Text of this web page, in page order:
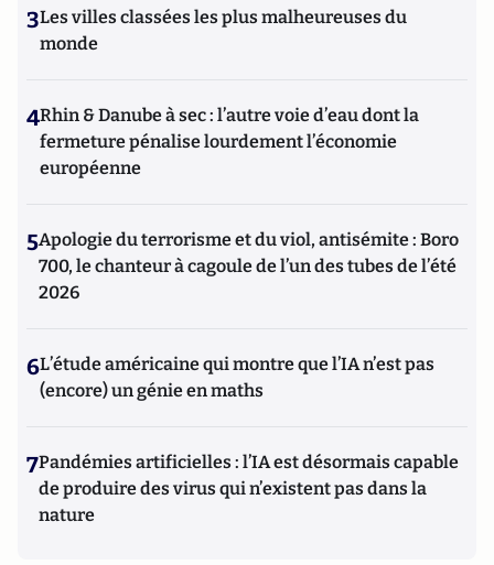
3Les villes classées les plus malheureuses du
monde
4Rhin & Danube à sec : l’autre voie d’eau dont la
fermeture pénalise lourdement l’économie
européenne
5Apologie du terrorisme et du viol, antisémite : Boro
700, le chanteur à cagoule de l’un des tubes de l’été
2026
6L’étude américaine qui montre que l’IA n’est pas
(encore) un génie en maths
7Pandémies artificielles : l’IA est désormais capable
de produire des virus qui n’existent pas dans la
nature